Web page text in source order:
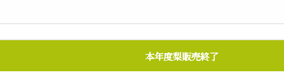
本年度梨販売終了